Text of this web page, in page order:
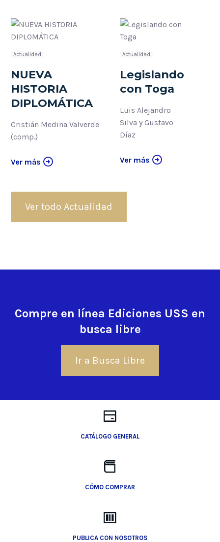
Actualidad
NUEVA
HISTORIA
DIPLOMÁTICA
Cristián Medina Valverde
(comp.)
Ver más
Actualidad
Legislando
con Toga
Luis Alejandro
Silva y Gustavo
Díaz
Ver más
Ver todo Actualidad
Compre en línea Ediciones USS en
busca libre
Ir a Busca Libre
CATÁLOGO GENERAL
CÓMO COMPRAR
PUBLICA CON NOSOTROS